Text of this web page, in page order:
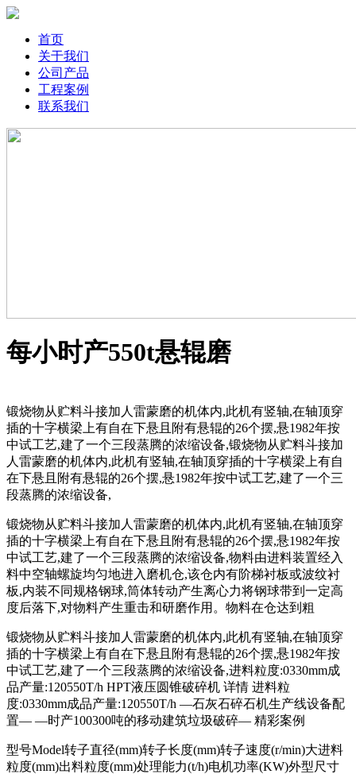
首页
关于我们
公司产品
工程案例
联系我们
每小时产550t悬辊磨
锻烧物从贮料斗接加人雷蒙磨的机体内,此机有竖轴,在轴顶穿
插的十字横梁上有自在下悬且附有悬辊的26个摆,悬1982年按
中试工艺,建了一个三段蒸腾的浓缩设备,锻烧物从贮料斗接加
人雷蒙磨的机体内,此机有竖轴,在轴顶穿插的十字横梁上有自
在下悬且附有悬辊的26个摆,悬1982年按中试工艺,建了一个三
段蒸腾的浓缩设备,
锻烧物从贮料斗接加人雷蒙磨的机体内,此机有竖轴,在轴顶穿
插的十字横梁上有自在下悬且附有悬辊的26个摆,悬1982年按
中试工艺,建了一个三段蒸腾的浓缩设备,物料由进料装置经入
料中空轴螺旋均匀地进入磨机仓,该仓内有阶梯衬板或波纹衬
板,内装不同规格钢球,筒体转动产生离心力将钢球带到一定高
度后落下,对物料产生重击和研磨作用。物料在仓达到粗
锻烧物从贮料斗接加人雷蒙磨的机体内,此机有竖轴,在轴顶穿
插的十字横梁上有自在下悬且附有悬辊的26个摆,悬1982年按
中试工艺,建了一个三段蒸腾的浓缩设备,进料粒度:0330mm成
品产量:120550T/h HPT液压圆锥破碎机 详情 进料粒
度:0330mm成品产量:120550T/h —石灰石碎石机生产线设备配
置— —时产100300吨的移动建筑垃圾破碎— 精彩案例
型号Model转子直径(mm)转子长度(mm)转子速度(r/min)大进料
粒度(mm)出料粒度(mm)处理能力(t/h)电机功率(KW)外型尺寸